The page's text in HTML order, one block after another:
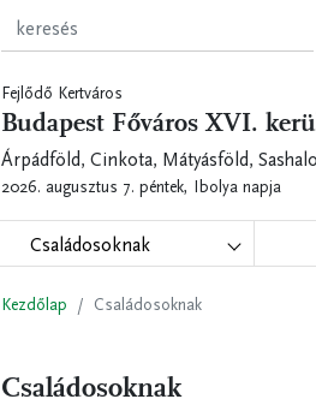
Fejlődő Kertváros
Budapest Főváros XVI.
Árpádföld, Cinkota, Mátyásföld,
2026. augusztus 7. péntek, Ibolya napja
Családosoknak
Kezdőlap Családosoknak
Családosoknak